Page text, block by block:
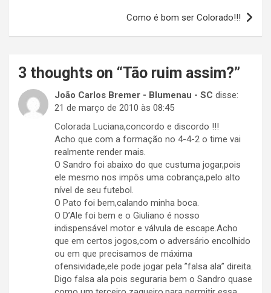
Como é bom ser Colorado!!!
3 thoughts on “Tão ruim assim?”
João Carlos Bremer - Blumenau - SC disse:
21 de março de 2010 às 08:45
Colorada Luciana,concordo e discordo !!!
Acho que com a formação no 4-4-2 o time vai
realmente render mais.
O Sandro foi abaixo do que custuma jogar,pois
ele mesmo nos impôs uma cobrança,pelo alto
nível de seu futebol.
O Pato foi bem,calando minha boca.
O D’Ale foi bem e o Giuliano é nosso
indispensável motor e válvula de escape.Acho
que em certos jogos,com o adversário encolhido
ou em que precisamos de máxima
ofensividade,ele pode jogar pela ”falsa ala” direita.
Digo falsa ala pois seguraria bem o Sandro quase